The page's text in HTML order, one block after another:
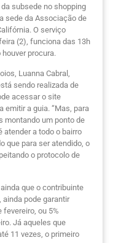
subsede no shopping
sede da Associação de
O serviço
(2), funciona das 13h
procura.
Luanna Cabral,
sendo realizada de
acessar o site
emitir a guia. “Mas, para
montando um ponto de
atender a todo o bairro
que para ser atendido, o
o protocolo de
que o contribuinte
pode garantir
fevereiro, ou 5%
Já aqueles que
11 vezes, o primeiro